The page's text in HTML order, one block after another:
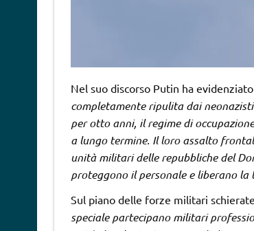
Nel suo discorso Putin ha
completamente ripulita dai
per otto anni, il regime di
a lungo termine. Il loro assalto
unità militari delle repubbliche del
proteggono il personale e liberano la
Sul piano delle forze militari
speciale partecipano militari